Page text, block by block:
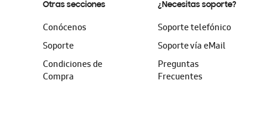
Otras secciones
Conócenos
Soporte
Condiciones de
Compra
¿Necesitas soporte?
Soporte telefónico
Soporte vía eMail
Preguntas
Frecuentes